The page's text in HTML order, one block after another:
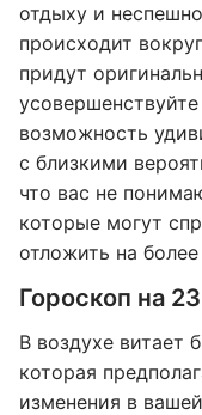
отдыху и
происходит
придут
возможность
с близкими
что вас не
которые могут
отложить на
Гороскоп на
В воздухе витает
которая
изменения в